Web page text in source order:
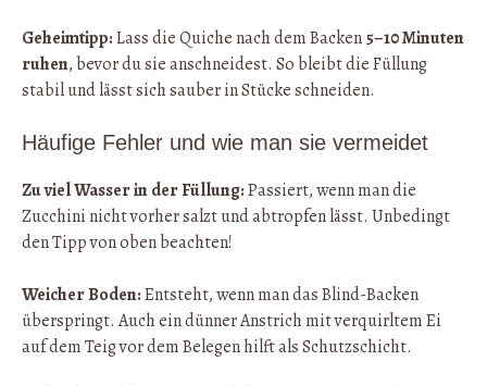
Geheimtipp:Lass die Quiche nach dem Backen5–10 Minuten
ruhen, bevor du sie anschneidest. So bleibt die Füllung
stabil und lässt sich sauber in Stücke schneiden.
Häufige Fehler und wie man sie vermeidet
Zu viel Wasser in der Füllung:Passiert, wenn man die
Zucchini nicht vorher salzt und abtropfen lässt. Unbedingt
den Tipp von oben beachten!
Weicher Boden:Entsteht, wenn man das Blind-Backen
überspringt. Auch ein dünner Anstrich mit verquirltem Ei
auf dem Teig vor dem Belegen hilft als Schutzschicht.